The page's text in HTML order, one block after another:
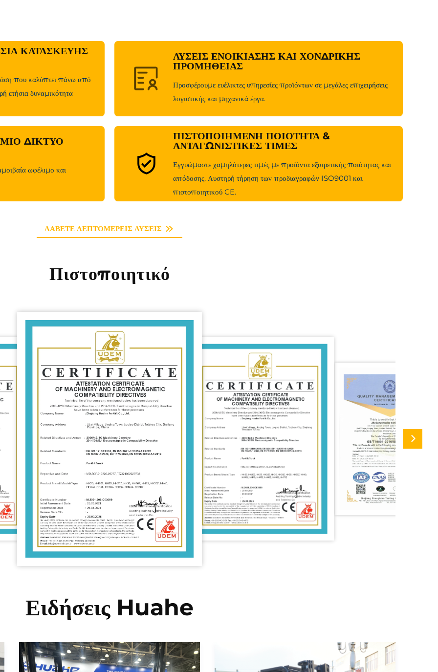
ΚΑΤΑΣΚΕΥΉΣ
που καλύπτει πάνω από
ετήσια δυναμικότητα
ΛΎΣΕΙΣ ΕΝΟΙΚΊΑΣΗΣ ΚΑΙ ΧΟΝΔΡΙΚΉΣ
ΠΡΟΜΉΘΕΙΑΣ
Προσφέρουμε ευέλικτες υπηρεσίες προϊόντων σε μεγάλες επιχειρήσεις
λογιστικής και μηχανικά έργα.
ΔΊΚΤΥΟ
ωφέλιμο και
ΠΙΣΤΟΠΟΙΗΜΈΝΗ ΠΟΙΌΤΗΤΑ &
ΑΝΤΑΓΩΝΙΣΤΙΚΈΣ ΤΙΜΈΣ
Εγγυώμαστε χαμηλότερες τιμές με προϊόντα εξαιρετικής ποιότητας και
απόδοσης. Αυστηρή τήρηση των προδιαγραφών ISO9001 και
πιστοποιητικού CE.
ΛΑΒΕΤΕ ΛΕΠΤΟΜΕΡΕΙΣ ΛΥΣΕΙΣ
Πιστοποιητικό
Ειδήσεις Huahe